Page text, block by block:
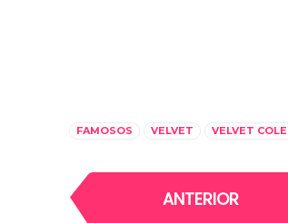
FAMOSOS VELVET VELVET
ANTERIOR